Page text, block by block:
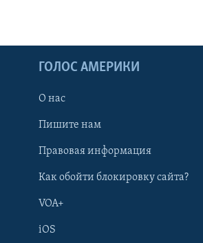
ГОЛОС АМЕРИКИ
О нас
Пишите нам
Правовая информация
Как обойти блокировку сайта?
VOA+
iOS